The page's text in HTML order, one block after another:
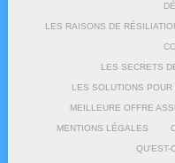
LES RAISONS DE
LES SECRETS
LES SOLUTIONS
MEILLEURE OFFRE
MENTIONS LÉGALES